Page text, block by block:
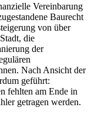
Vereinbarung
Baurecht
von über
die
der
Nach Ansicht der
geführt:
fehlten am Ende in
getragen werden.